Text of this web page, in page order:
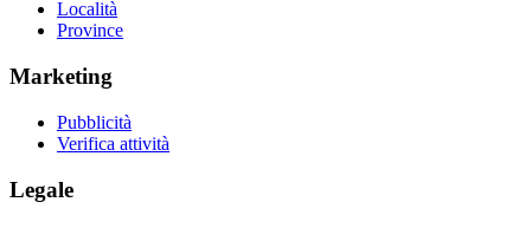
Località
Province
Marketing
Pubblicità
Verifica attività
Legale